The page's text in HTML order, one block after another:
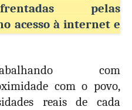
pelas
acesso à internet e
com
com o povo,
reais de cada